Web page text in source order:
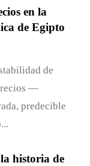
en la
de Egipto
de
—
predecible
historia de